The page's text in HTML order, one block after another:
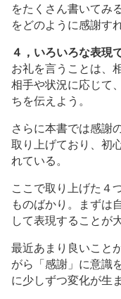
をたくさん書いてみ
をどのように感謝す
４，いろいろな表現
お礼を言うことは、
相手や状況に応じて
ちを伝えよう。
さらに本書では感謝
取り上げており、初
れている。
ここで取り上げた４
ものばかり。まずは
して表現することが
最近あまり良いこと
がら「感謝」に意識
に少しずつ変化が生